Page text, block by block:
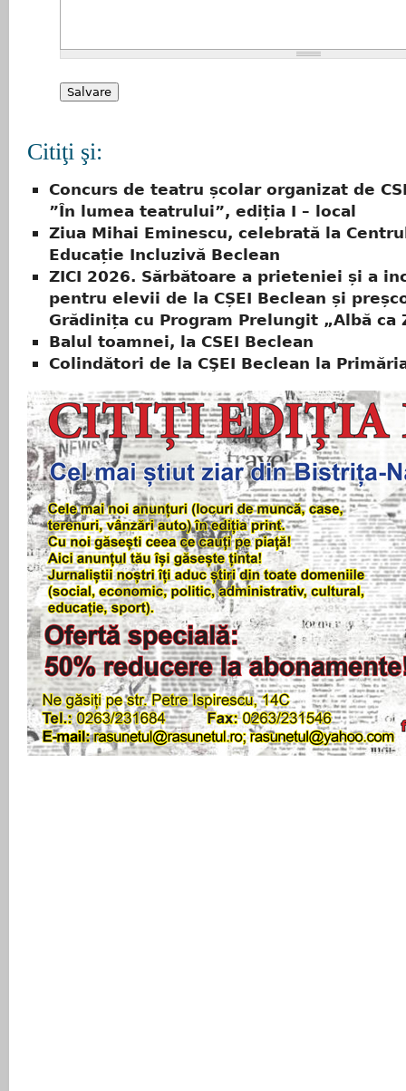
Citiţi şi:
Concurs de teatru școlar organizat de
”În lumea teatrului”, ediția I – local
Ziua Mihai Eminescu, celebrată la
Educație Incluzivă Beclean
ZICI 2026. Sărbătoare a prieteniei și a
pentru elevii de la CȘEI Beclean și
Grădinița cu Program Prelungit „Albă ca
Balul toamnei, la CSEI Beclean
Colindători de la CŞEI Beclean la